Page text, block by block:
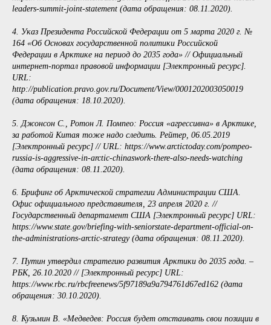
leaders-summit-joint-statement (дата обращения: 08.11.2020).
4. Указ Президента Российской Федерации от 5 марта 2020 г. №
164 «Об Основах государственной политики Российской
Федерации в Арктике на период до 2035 года» // Официальный
интернет-портал правовой информации [Электронный ресурс].
URL:
http://publication.pravo.gov.ru/Document/View/0001202003050019
(дата обращения: 18.10.2020).
5. Джонсон С., Ротон Л. Помпео: Россия «агрессивна» в Арктике,
за работой Китая тоже надо следить. Рейтер, 06.05.2019
[Электронный ресурс] // URL: https://www.arctictoday.com/pompeo-
russia-is-aggressive-in-arctic-chinaswork-there-also-needs-watching
(дата обращения: 08.11.2020).
6. Брифинг об Арктической стратегии Администрации США.
Офис официального представителя, 23 апреля 2020 г. //
Государственный департамент США [Электронный ресурс] URL:
https://www.state.gov/briefing-with-seniorstate-department-official-on-
the-administrations-arctic-strategy (дата обращения: 08.11.2020).
7. Путин утвердил стратегию развития Арктики до 2035 года. –
РБК, 26.10.2020 // [Электронный ресурс] URL:
https://www.rbc.ru/rbcfreenews/5f97189a9a794761d67ed162 (дата
обращения: 30.10.2020).
8. Кузьмин В. «Медведев: Россия будет отстаивать свои позиции в